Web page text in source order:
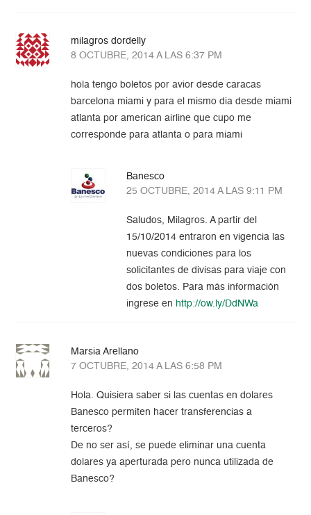
milagros dordelly
8 OCTUBRE, 2014 A LAS 6:37 PM
hola tengo boletos por avior desde caracas
barcelona miami y para el mismo dia desde miami
atlanta por american airline que cupo me
corresponde para atlanta o para miami
Banesco
25 OCTUBRE, 2014 A LAS 9:11 PM
Saludos, Milagros. A partir del
15/10/2014 entraron en vigencia las
nuevas condiciones para los
solicitantes de divisas para viaje con
dos boletos. Para más información
ingrese en http://ow.ly/DdNWa
Marsia Arellano
7 OCTUBRE, 2014 A LAS 6:58 PM
Hola. Quisiera saber si las cuentas en dolares
Banesco permiten hacer transferencias a
terceros?
De no ser así, se puede eliminar una cuenta
dolares ya aperturada pero nunca utilizada de
Banesco?